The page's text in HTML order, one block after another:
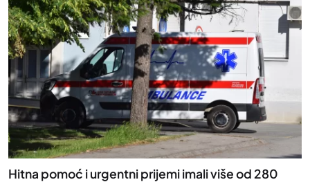
Hitna pomoć i urgentni prijemi imali više od 280